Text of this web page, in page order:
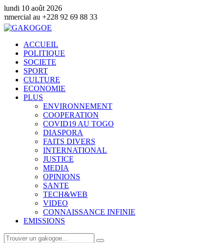
lundi 10 août 2026
69 88 33
ACCUEIL
POLITIQUE
SOCIETE
SPORT
CULTURE
ECONOMIE
PLUS
ENVIRONNEMENT
COOPERATION
COVID19 AU TOGO
DIASPORA
FAITS DIVERS
INTERNATIONAL
JUSTICE
MEDIA
OPINIONS
SANTE
TECH&WEB
VIDEO
CONNAISSANCE INFINIE
EMISSIONS